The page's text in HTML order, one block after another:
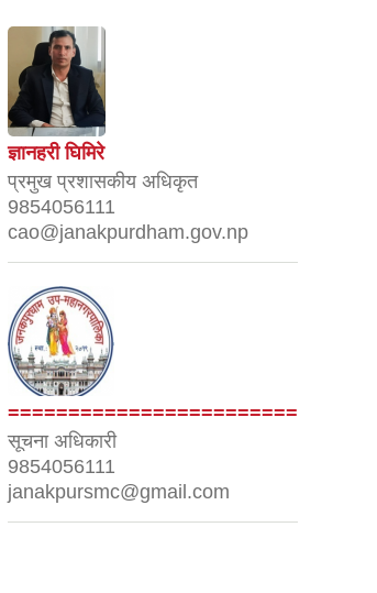
ज्ञानहरी घिमिरे
प्रमुख प्रशासकीय अधिकृत
9854056111
cao@janakpurdham.gov.np
========================
सूचना अधिकारी
9854056111
janakpursmc@gmail.com